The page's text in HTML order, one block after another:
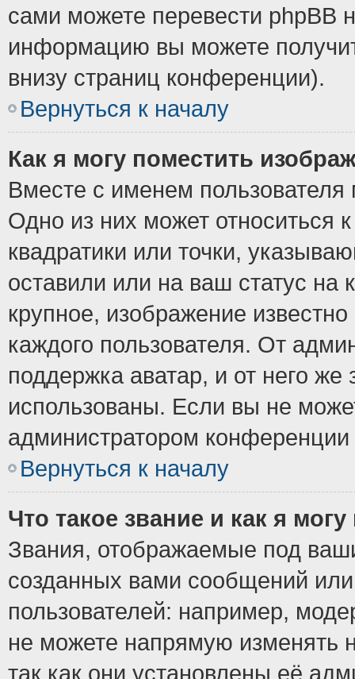
сами можете перевести phpBB
информацию вы можете
внизу страниц конференции).
Вернуться к началу
Как я могу поместить
Вместе с именем пользователя
Одно из них может относиться
квадратики или точки,
оставили или на ваш статус
крупное, изображение
каждого пользователя. От
поддержка аватар, и от него же
использованы. Если вы не
администратором
Вернуться к началу
Что такое звание и как я
Звания, отображаемые под
созданных вами сообщений
пользователей: например,
не можете напрямую изменять
так как они установлены её